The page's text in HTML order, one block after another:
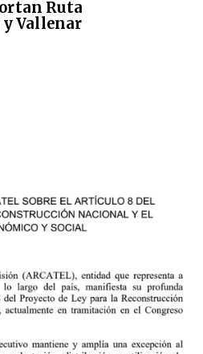
Ruta
y Vallenar